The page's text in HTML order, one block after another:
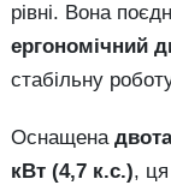
рівні. Вона
ергономічний
стабільну
Оснащена
кВт (4,7 к.с.),